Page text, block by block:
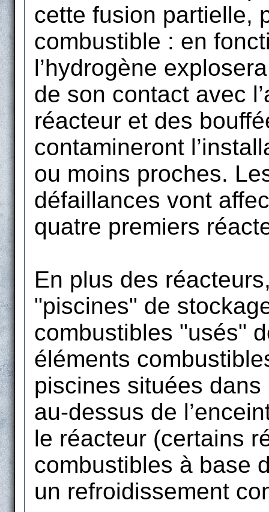
cette fusion partielle,
combustible : en
l’hydrogène
de son contact avec
réacteur et des
contamineront
ou moins proches.
défaillances vont
quatre premiers
En plus des
"piscines" de
combustibles "usés"
éléments
piscines situées
au-dessus de
le réacteur (certains
combustibles à base
un refroidissement